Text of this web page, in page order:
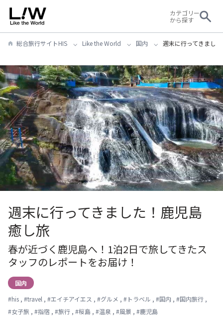
カテゴリー
から探す
総合旅行サイトHIS Like the World 国内 週末に行ってきまし
週末に行ってきました！鹿児島
癒し旅
春が近づく鹿児島へ！1泊2日で旅してきたス
タッフのレポートをお届け！
国内
#his , #travel , #エイチアイエス , #グルメ , #トラベル , #国内 , #国内旅行 ,
#女子旅 , #指宿 , #旅行 , #桜島 , #温泉 , #風景 , #鹿児島